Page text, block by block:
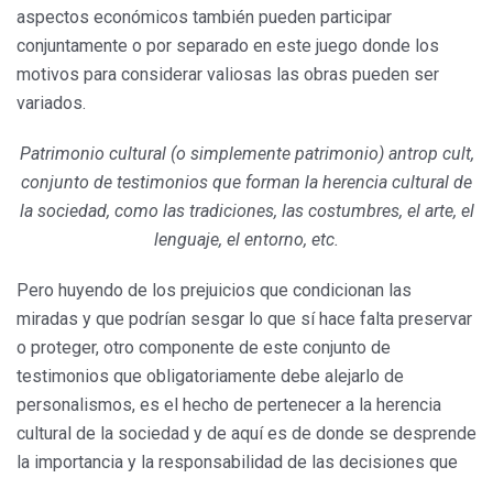
aspectos económicos también pueden participar
conjuntamente o por separado en este juego donde los
motivos para considerar valiosas las obras pueden ser
variados.
Patrimonio cultural (o simplemente patrimonio) antrop cult,
conjunto de testimonios que forman la herencia cultural de
la sociedad, como las tradiciones, las costumbres, el arte, el
lenguaje, el entorno, etc.
Pero huyendo de los prejuicios que condicionan las
miradas y que podrían sesgar lo que sí hace falta preservar
o proteger, otro componente de este conjunto de
testimonios que obligatoriamente debe alejarlo de
personalismos, es el hecho de pertenecer a la herencia
cultural de la sociedad y de aquí es de donde se desprende
la importancia y la responsabilidad de las decisiones que